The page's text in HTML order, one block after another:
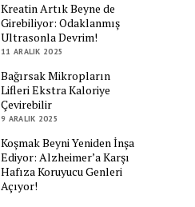
Kreatin Artık Beyne de
Girebiliyor: Odaklanmış
Ultrasonla Devrim!
11 ARALIK 2025
Bağırsak Mikropların
Lifleri Ekstra Kaloriye
Çevirebilir
9 ARALIK 2025
Koşmak Beyni Yeniden İnşa
Ediyor: Alzheimer’a Karşı
Hafıza Koruyucu Genleri
Açıyor!